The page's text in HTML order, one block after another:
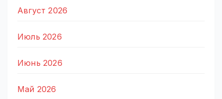
Август 2026
Июль 2026
Июнь 2026
Май 2026